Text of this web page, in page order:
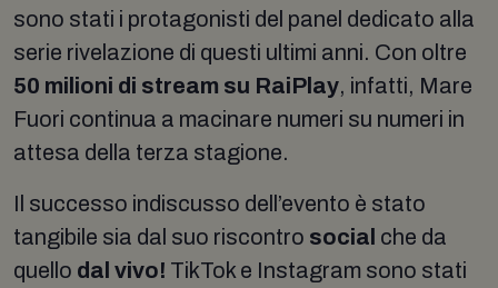
sono stati i protagonisti del panel dedicato alla
serie rivelazione di questi ultimi anni. Con oltre
50 milioni di stream su RaiPlay, infatti, Mare
Fuori continua a macinare numeri su numeri in
attesa della terza stagione.
Il successo indiscusso dell’evento è stato
tangibile sia dal suo riscontro social che da
quello dal vivo! TikTok e Instagram sono stati